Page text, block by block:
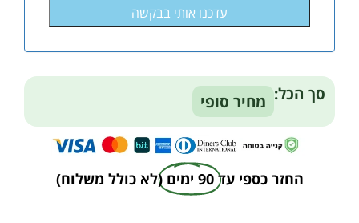
סך הכל: מחיר סופי
החזר כספי עד 90 ימים (לא כולל משלוח)